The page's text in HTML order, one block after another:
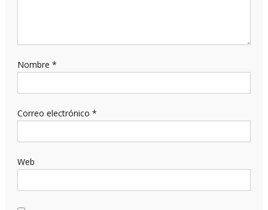
Nombre *
Correo electrónico *
Web